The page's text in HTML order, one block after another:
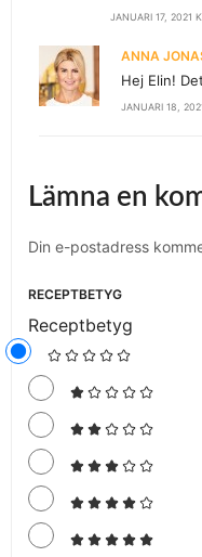
JANUARI 17, 2021
ANNA
JANUARI 18,
Hej Elin!
Lämna en
Din e-postadress
RECEPTBETYG
Receptbetyg